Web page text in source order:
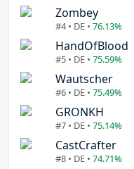
Zombey
#4 • DE • 76.13%
HandOfBlood
#5 • DE • 75.59%
Wautscher
#6 • DE • 75.49%
GRONKH
#7 • DE • 75.14%
CastCrafter
#8 • DE • 74.71%